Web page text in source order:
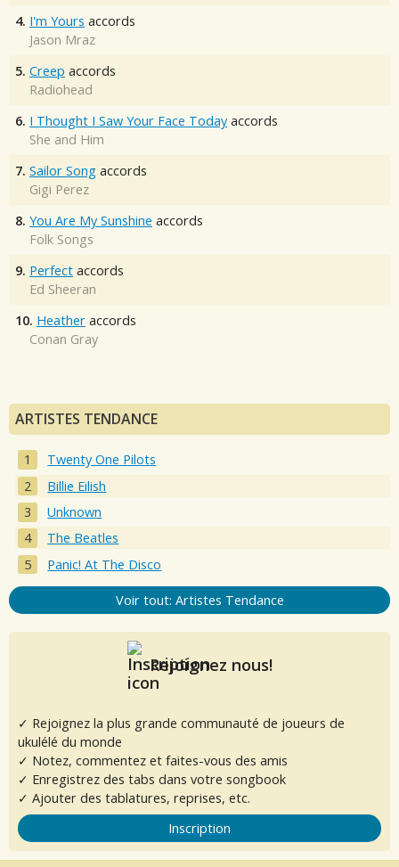
4. I'm Yours accords
Jason Mraz
5. Creep accords
Radiohead
6. I Thought I Saw Your Face Today accords
She and Him
7. Sailor Song accords
Gigi Perez
8. You Are My Sunshine accords
Folk Songs
9. Perfect accords
Ed Sheeran
10. Heather accords
Conan Gray
ARTISTES TENDANCE
Twenty One Pilots
Billie Eilish
Unknown
The Beatles
Panic! At The Disco
Voir tout: Artistes Tendance
Rejoignez nous!
✓ Rejoignez la plus grande communauté de joueurs de
ukulélé du monde
✓ Notez, commentez et faites-vous des amis
✓ Enregistrez des tabs dans votre songbook
✓ Ajouter des tablatures, reprises, etc.
Inscription